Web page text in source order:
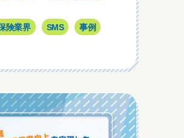
険業界 SMS 事例